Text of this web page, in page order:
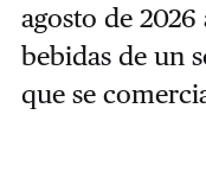
agosto de 2026
bebidas de un
que se